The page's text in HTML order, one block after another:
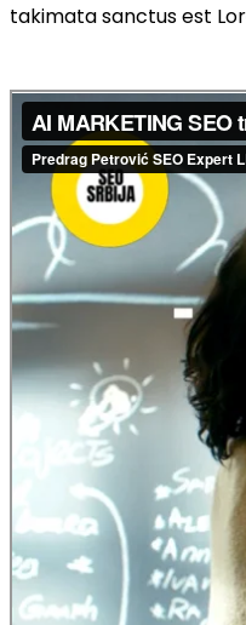
takimata sanctus est